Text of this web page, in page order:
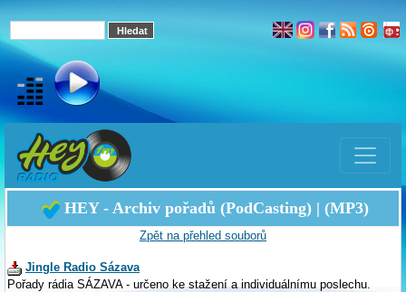
HEY - Archiv pořadů (PodCasting) | (MP3)
Zpět na přehled souborů
Jingle Radio Sázava
Pořady rádia SÁZAVA - určeno ke stažení a individuálnímu poslechu.